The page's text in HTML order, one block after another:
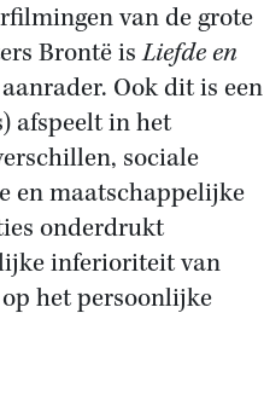
van de grote
Brontë isLiefde en
Ook dit is een
afspeelt in het
sociale
en maatschappelijke
onderdrukt
inferioriteit van
het persoonlijke